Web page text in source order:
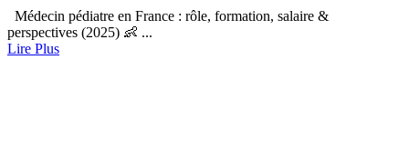
Médecin pédiatre en France : rôle, formation, salaire &
perspectives (2025) 👶 ...
Lire Plus